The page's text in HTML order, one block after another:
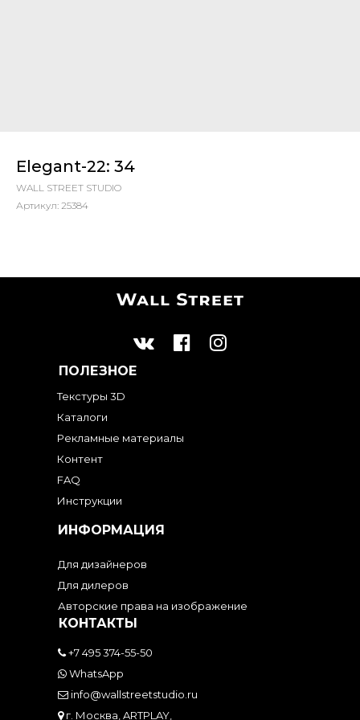
Elegant-22: 34
WALL STREET STUDIO
Артикул: 25384
ПОЛЕЗНОЕ
Текстуры 3D
Каталоги
Рекламные материалы
Контент
FAQ
Инструкции
ИНФОРМАЦИЯ
Для дизайнеров
Для дилеров
Авторские права на изображение
КОНТАКТЫ
+7 495 374-55-50
WhatsApp
info@wallstreetstudio.ru
г. Москва, ARTPLAY,